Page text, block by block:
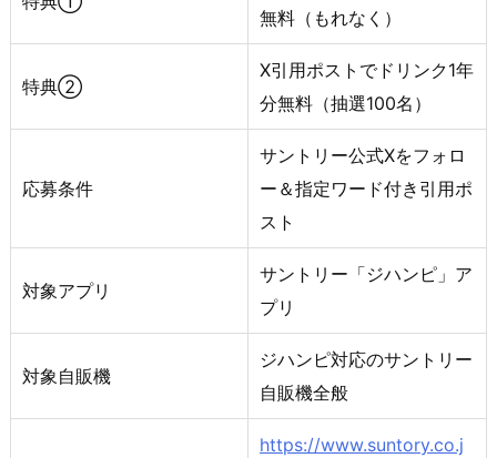
無料（もれなく）
特典②
X引用ポストでドリンク1年
分無料（抽選100名）
応募条件
サントリー公式Xをフォロ
ー＆指定ワード付き引用ポ
スト
対象アプリ
サントリー「ジハンピ」ア
プリ
対象自販機
ジハンピ対応のサントリー
自販機全般
https://www.suntory.co.j